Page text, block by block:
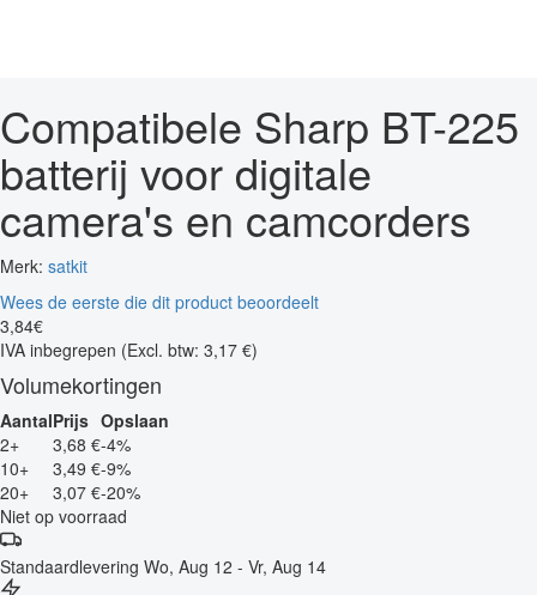
Compatibele Sharp BT-225
batterij voor digitale
camera's en camcorders
Merk: satkit
Wees de eerste die dit product beoordeelt
3,84€
IVA inbegrepen (Excl. btw: 3,17 €)
Volumekortingen
AantalPrijs Opslaan
2+
3,68 €-4%
10+
3,49 €-9%
20+
3,07 €-20%
Niet op voorraad
Standaardlevering Wo, Aug 12 - Vr, Aug 14